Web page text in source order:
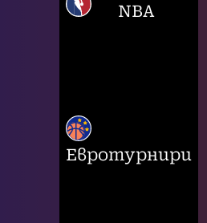
NBA
Евротурнири